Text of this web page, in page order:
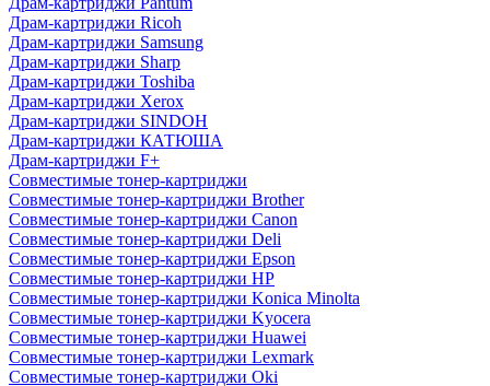
Драм-картриджи Ricoh
Драм-картриджи Samsung
Драм-картриджи Sharp
Драм-картриджи Toshiba
Драм-картриджи Xerox
Драм-картриджи SINDOH
Драм-картриджи КАТЮША
Драм-картриджи F+
Совместимые тонер-картриджи
Совместимые тонер-картриджи Brother
Совместимые тонер-картриджи Canon
Совместимые тонер-картриджи Deli
Совместимые тонер-картриджи Epson
Совместимые тонер-картриджи HP
Совместимые тонер-картриджи Konica Minolta
Совместимые тонер-картриджи Kyocera
Совместимые тонер-картриджи Huawei
Совместимые тонер-картриджи Lexmark
Совместимые тонер-картриджи Oki